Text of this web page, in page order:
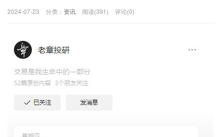
2024-07-23 分类： 资讯 阅读(391) 评论(0)